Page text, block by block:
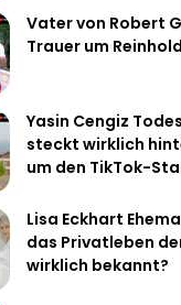
Vater von Robert
Trauer um
Yasin Cengiz
steckt wirklich
um den TikTok-
Lisa Eckhart
das Privatleben
wirklich bekannt?